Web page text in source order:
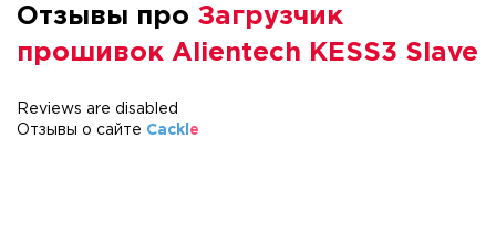
Отзывы про Загрузчик
прошивок Alientech KESS3 Slave
Reviews are disabled
Отзывы о сайте Cackl e